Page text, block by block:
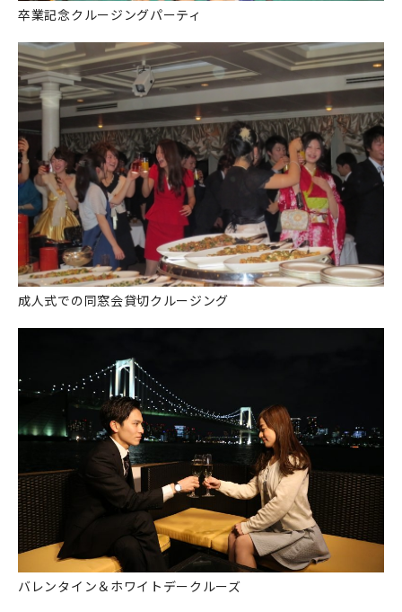
卒業記念クルージングパーティ
成人式での同窓会貸切クルージング
バレンタイン＆ホワイトデークルーズ